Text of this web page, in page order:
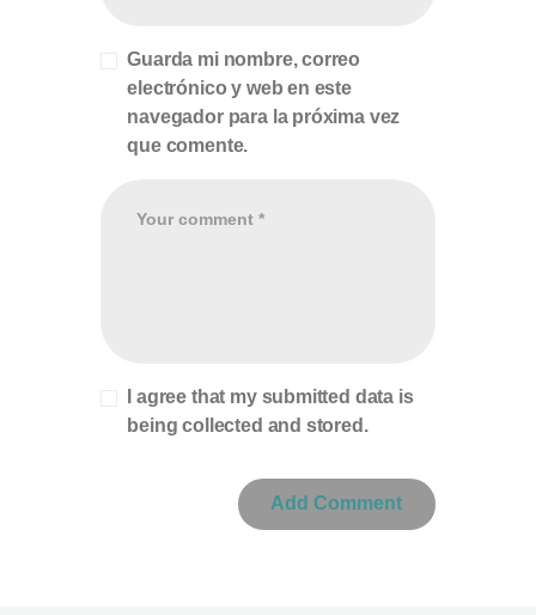
Guarda mi nombre, correo
electrónico y web en este
navegador para la próxima vez
que comente.
I agree that my submitted data is
being collected and stored.